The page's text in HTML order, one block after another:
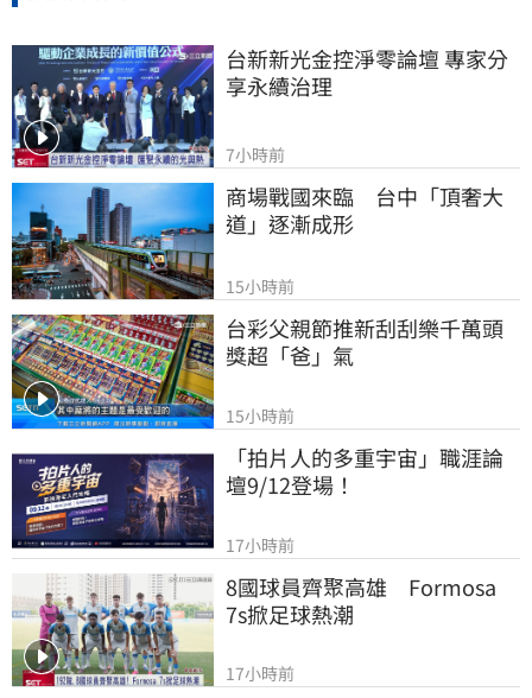
台新新光金控淨零論壇 專家分
享永續治理
7小時前
商場戰國來臨　台中「頂奢大
道」逐漸成形
15小時前
台彩父親節推新刮刮樂千萬頭
獎超「爸」氣
15小時前
「拍片人的多重宇宙」職涯論
壇9/12登場！
17小時前
8國球員齊聚高雄　Formosa
7s掀足球熱潮
17小時前